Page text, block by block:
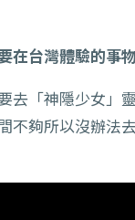
在台灣體驗的事
去「神隱少女」
不夠所以沒辦法